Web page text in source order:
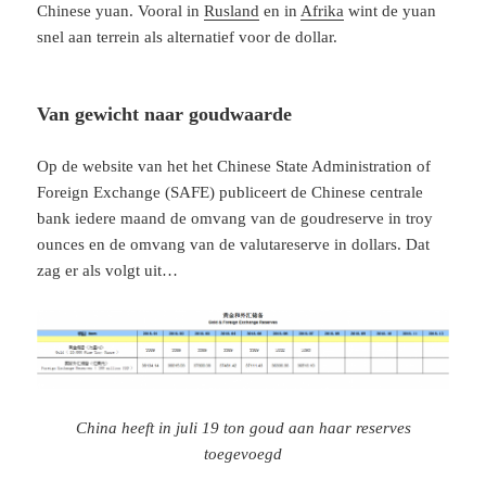
Chinese yuan. Vooral inRusland en in Afrika wint de yuan
snel aan terrein als alternatief voor de dollar.
Van gewicht naar goudwaarde
Op de website van het het Chinese State Administration of
Foreign Exchange (SAFE) publiceert de Chinese centrale
bank iedere maand de omvang van de goudreserve in troy
ounces en de omvang van de valutareserve in dollars. Dat
zag er als volgt uit…
China heeft in juli 19 ton goud aan haar reserves
toegevoegd